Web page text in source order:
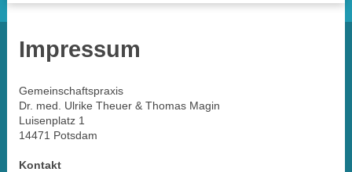
Impressum
Gemeinschaftspraxis
Dr. med. Ulrike Theuer & Thomas Magin
Luisenplatz 1
14471 Potsdam
Kontakt